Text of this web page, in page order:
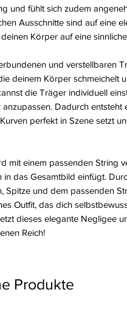
und fühlt sich zudem
Ausschnitte sind auf eine
Körper auf eine
und verstellbaren
deinem Körper schmeichelt
die Träger individuell
anzupassen. Dadurch
perfekt in Szene setzt
mit einem passenden String
in das Gesamtbild einfügt.
Spitze und dem passenden
Outfit, das dich
dieses elegante Negligee
Reich!
Produkte